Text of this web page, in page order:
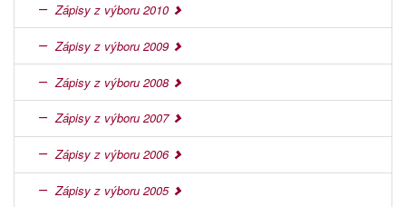
Zápisy z výboru 2010
Zápisy z výboru 2009
Zápisy z výboru 2008
Zápisy z výboru 2007
Zápisy z výboru 2006
Zápisy z výboru 2005